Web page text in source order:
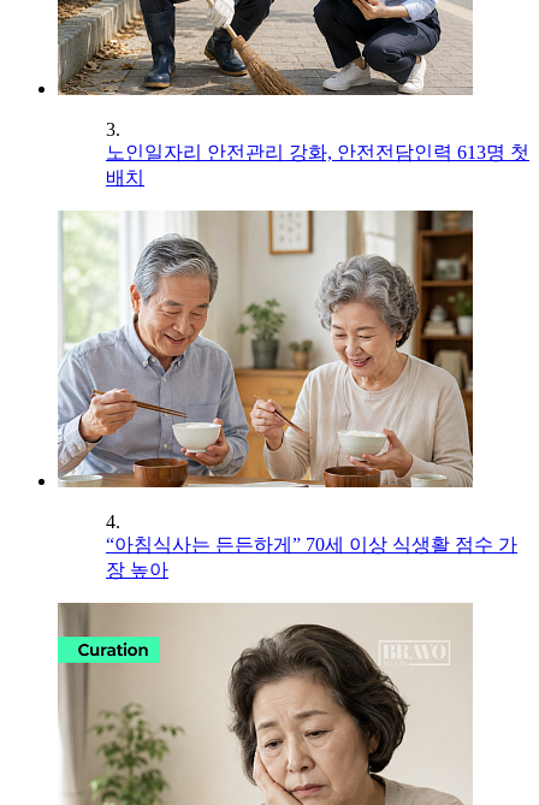
3.
노인일자리 안전관리 강화, 안전전담인력 613명 첫
배치
4.
“아침식사는 든든하게” 70세 이상 식생활 점수 가
장 높아